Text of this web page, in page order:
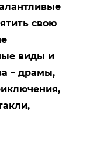
свою
виды и
– драмы,